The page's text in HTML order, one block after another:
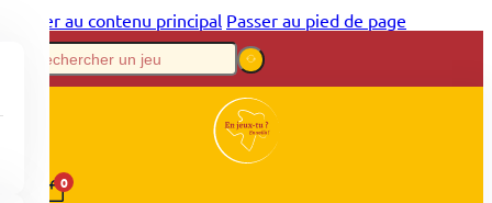
Passer au contenu principal Passer au pied de page
0